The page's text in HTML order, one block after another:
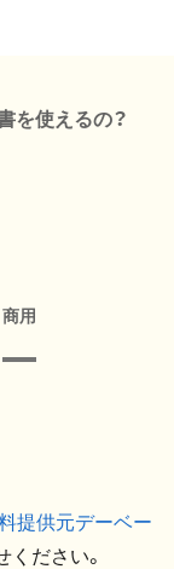
を使えるの？
商用
提供元デーベー
ください。